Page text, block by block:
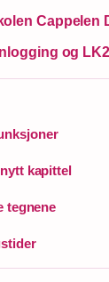
Cappelen
og
kapittel
tegnene